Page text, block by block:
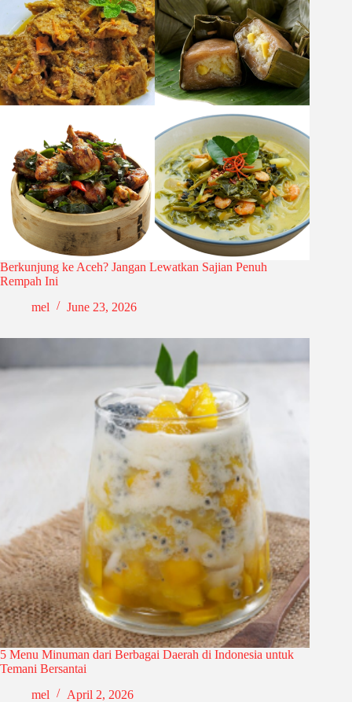
Berkunjung ke Aceh? Jangan Lewatkan Sajian Penuh
Rempah Ini
mel
June 23, 2026
5 Menu Minuman dari Berbagai Daerah di Indonesia untuk
Temani Bersantai
mel
April 2, 2026